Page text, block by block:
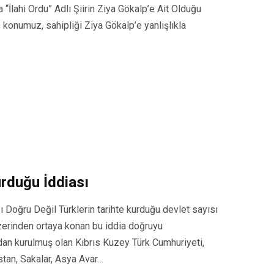
Ordu” Adlı Şiirin Ziya Gökalp’e Ait Olduğu
sahipliği Ziya Gökalp’e yanlışlıkla
İddiası
Doğru Değil Türklerin tarihte kurduğu devlet sayısı
ortaya konan bu iddia doğruyu
kurulmuş olan Kıbrıs Kuzey Türk Cumhuriyeti,
Sakalar, Asya Avar…